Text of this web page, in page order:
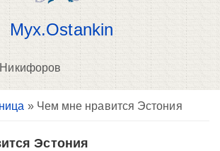
Myx.Ostankin
» Чем мне нравится Эстония
Эстония